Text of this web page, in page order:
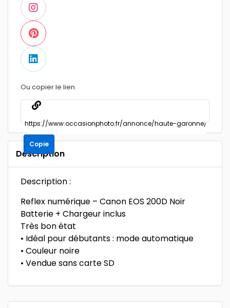
Ou copier le lien
Copie
Description
Description :
Reflex numérique – Canon EOS 200D Noir
Batterie + Chargeur inclus
Très bon état
• Idéal pour débutants : mode automatique
• Couleur noire
• Vendue sans carte SD